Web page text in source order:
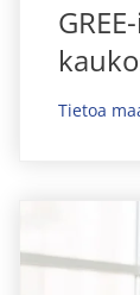
Tietoa